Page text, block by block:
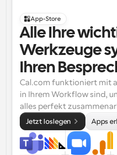
App-Store
Alle Ihre
Werkzeuge
Ihren
Cal.com funktioniert mit
in Ihrem Workflow sind,
alles perfekt
Jetzt loslegen Apps